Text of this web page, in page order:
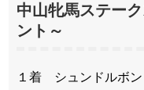
中山牝馬ステー
ント～
１着 シュンドルボン